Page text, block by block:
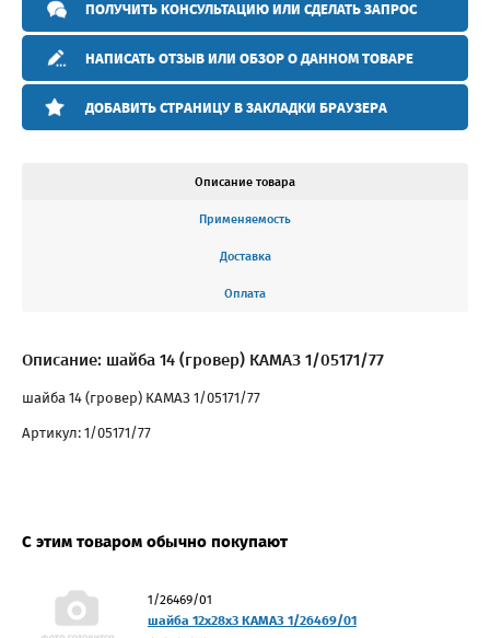
ПОЛУЧИТЬ КОНСУЛЬТАЦИЮ ИЛИ СДЕЛАТЬ ЗАПРОС
НАПИСАТЬ ОТЗЫВ ИЛИ ОБЗОР О ДАННОМ ТОВАРЕ
ДОБАВИТЬ СТРАНИЦУ В ЗАКЛАДКИ БРАУЗЕРА
Описание товара
Применяемость
Доставка
Оплата
Описание: шайба 14 (гровер) КАМАЗ 1/05171/77
шайба 14 (гровер) КАМАЗ 1/05171/77
Артикул: 1/05171/77
С этим товаром обычно покупают
1/26469/01
шайба 12х28х3 КАМАЗ 1/26469/01